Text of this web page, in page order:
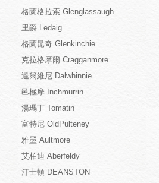
格蘭格拉索 Glenglassaugh
里爵 Ledaig
格蘭昆奇 Glenkinchie
克拉格摩爾 Cragganmore
達爾維尼 Dalwhinnie
邑極摩 Inchmurrin
湯瑪丁 Tomatin
富特尼 OldPulteney
雅墨 Aultmore
艾柏迪 Aberfeldy
汀士頓 DEANSTON